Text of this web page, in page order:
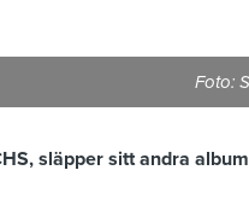
Foto:
släpper sitt andra album